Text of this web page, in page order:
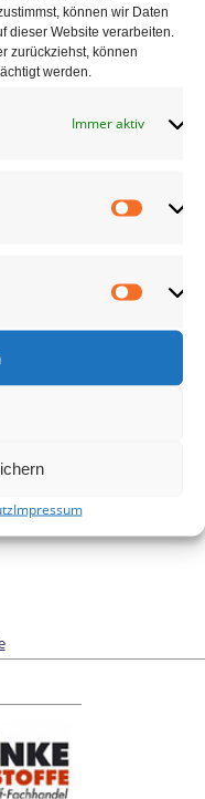
können wir Daten
dieser Website verarbeiten.
zurückziehst, können
werden.
Immer aktiv
Impressum
speichern.
Sportverein SSV53